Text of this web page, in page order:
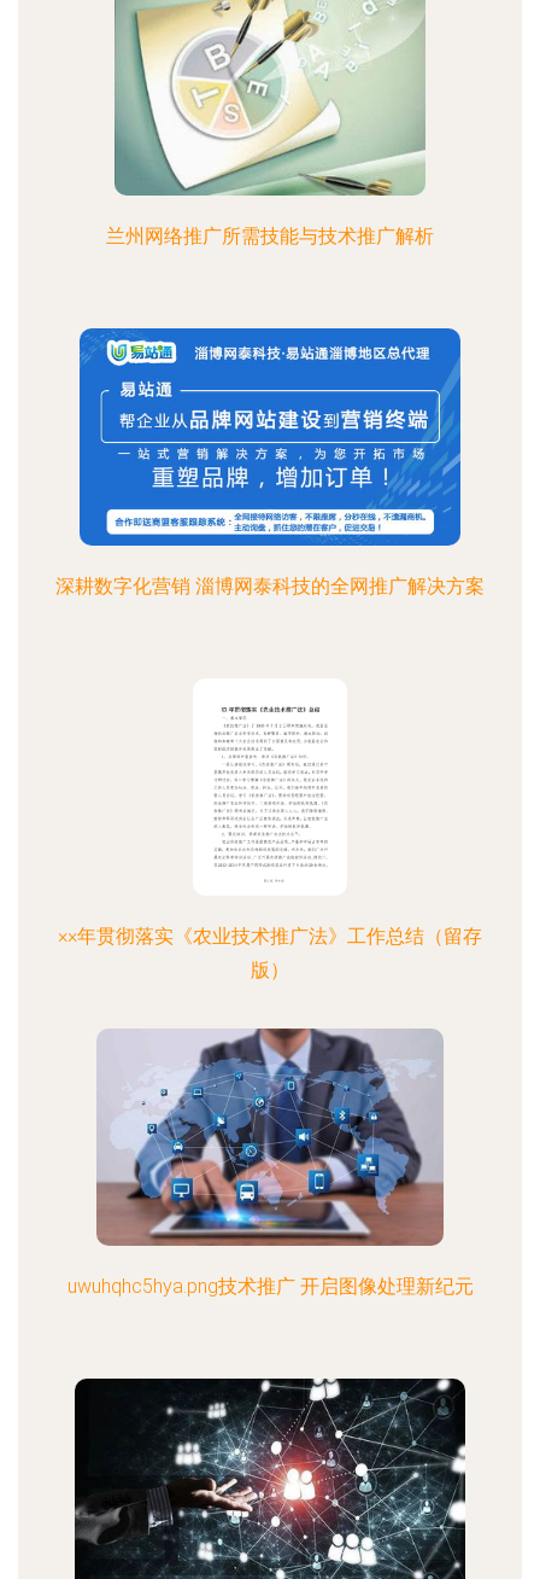
兰州网络推广所需技能与技术推广解析
深耕数字化营销 淄博网泰科技的全网推广解决方案
××年贯彻落实《农业技术推广法》工作总结（留存
版）
uwuhqhc5hya.png技术推广 开启图像处理新纪元